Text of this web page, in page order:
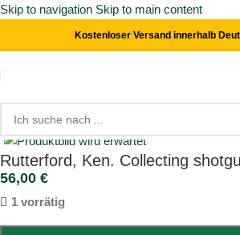
Skip to navigation Skip to main content
Kostenloser Versand innerhalb
Start/ Waffen /Munition und Sprengstoff
Click to enlarge
Rutterford, Ken. Collecting
56,00 €
1 vorrätig